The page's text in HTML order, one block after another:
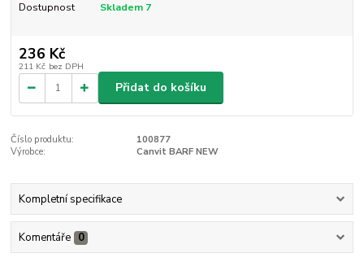
Dostupnost Skladem 7
236 Kč
211 Kč bez DPH
Přidat do košíku
Číslo produktu:
100877
Výrobce:
Canvit BARF NEW
Kompletní specifikace
Komentáře 0